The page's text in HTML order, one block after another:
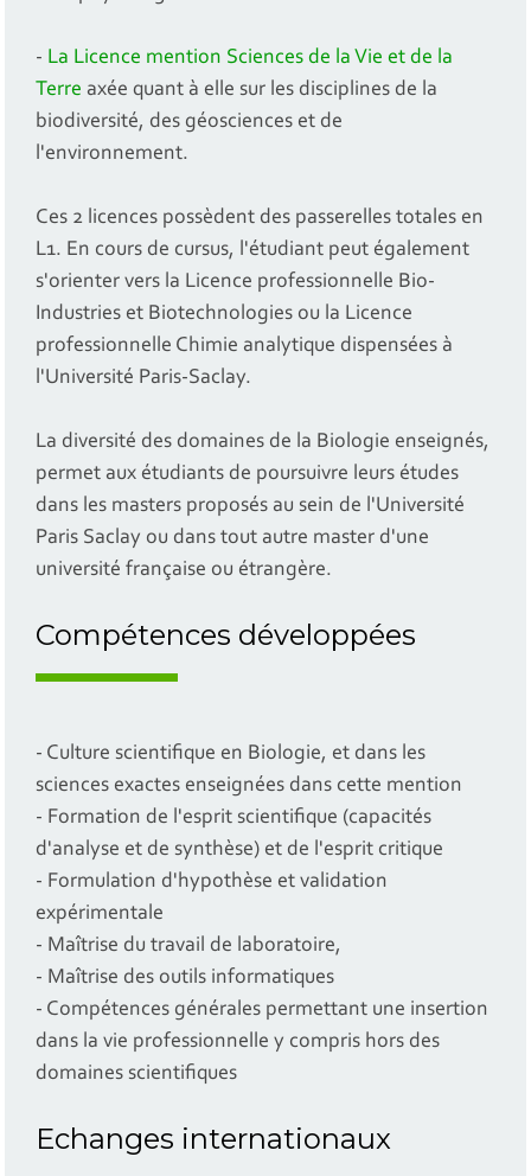
- La Licence mention Sciences de la Vie et de la
Terre axée quant à elle sur les disciplines de la
biodiversité, des géosciences et de
l'environnement.
Ces 2 licences possèdent des passerelles totales en
L1. En cours de cursus, l'étudiant peut également
s'orienter vers la Licence professionnelle Bio-
Industries et Biotechnologies ou la Licence
professionnelle Chimie analytique dispensées à
l'Université Paris-Saclay.
La diversité des domaines de la Biologie enseignés,
permet aux étudiants de poursuivre leurs études
dans les masters proposés au sein de l'Université
Paris Saclay ou dans tout autre master d'une
université française ou étrangère.
Compétences développées
- Culture scientifique en Biologie, et dans les
sciences exactes enseignées dans cette mention
- Formation de l'esprit scientifique (capacités
d'analyse et de synthèse) et de l'esprit critique
- Formulation d'hypothèse et validation
expérimentale
- Maîtrise du travail de laboratoire,
- Maîtrise des outils informatiques
- Compétences générales permettant une insertion
dans la vie professionnelle y compris hors des
domaines scientifiques
Echanges internationaux